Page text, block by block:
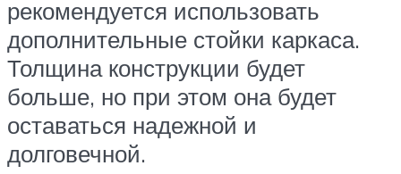
рекомендуется использовать
дополнительные стойки каркаса.
Толщина конструкции будет
больше, но при этом она будет
оставаться надежной и
долговечной.